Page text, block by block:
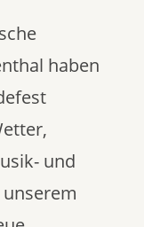
haben
und